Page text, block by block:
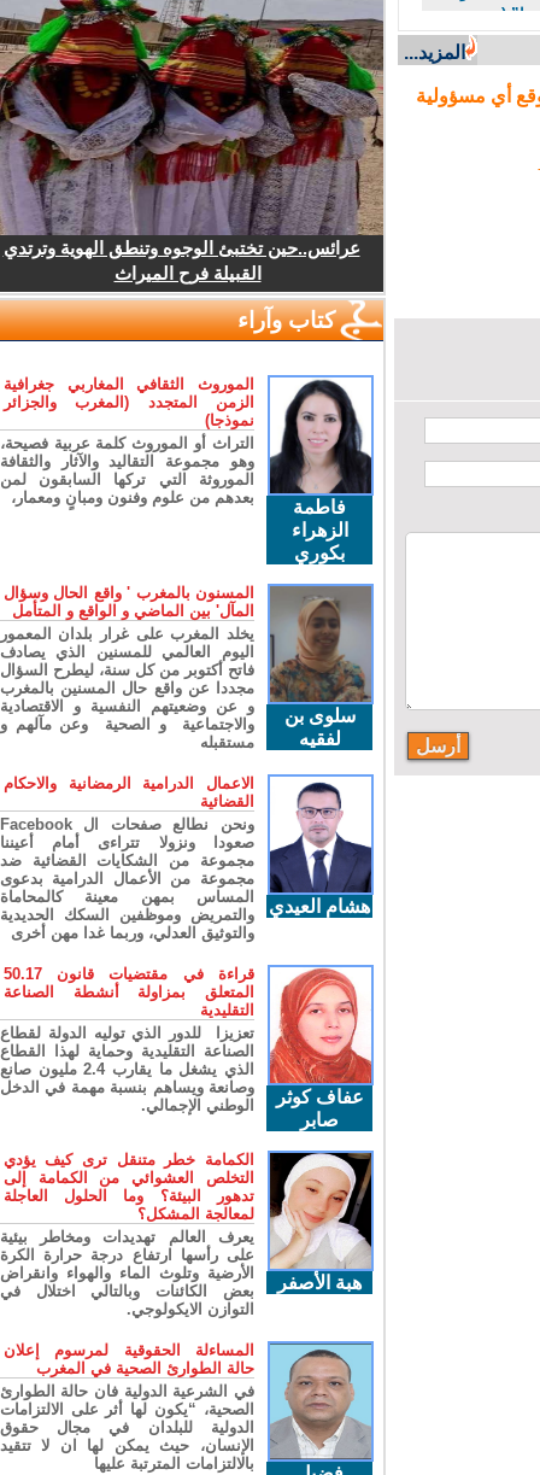
(مصدر
المزيد...
أي مسؤولية
عرائس..حين تختبئ الوجوه وتنطق الهوية وترتدي
القبيلة فرح الميراث
كتاب وآراء
فاطمة
الزهراء
بكوري
الموروث الثقافي المغاربي جغرافية
الزمن المتجدد (المغرب والجزائر
نموذجا)
التراث أو الموروث كلمة عربية فصيحة،
وهو مجموعة التقاليد والآثار والثقافة
الموروثة التي تركها السابقون لمن
بعدهم من علوم وفنون ومبانٍ ومعمار،
سلوى بن
لفقيه
المسنون بالمغرب ' واقع الحال وسؤال
المآل' بين الماضي و الواقع و المتأمل
يخلد المغرب على غرار بلدان المعمور
اليوم العالمي للمسنين الذي يصادف
فاتح أكتوبر من كل سنة، ليطرح السؤال
مجددا عن واقع حال المسنين بالمغرب
و عن وضعيتهم النفسية و الاقتصادية
والاجتماعية و الصحية وعن مآلهم و
مستقبله
هشام العيدي
الاعمال الدرامية الرمضانية والاحكام
القضائية
ونحن نطالع صفحات ال Facebook
صعودا ونزولا تتراءى أمام أعيننا
مجموعة من الشكايات القضائية ضد
مجموعة من الأعمال الدرامية بدعوى
المساس بمهن معينة كالمحاماة
والتمريض وموظفين السكك الحديدية
والتوثيق العدلي، وربما غدا مهن أخرى
عفاف كوثر
صابر
قراءة في مقتضيات قانون 50.17
المتعلق بمزاولة أنشطة الصناعة
التقليدية
تعزيزا للدور الذي توليه الدولة لقطاع
الصناعة التقليدية وحماية لهذا القطاع
الذي يشغل ما يقارب 2.4 مليون صانع
وصانعة ويساهم بنسبة مهمة في الدخل
الوطني الإجمالي.
هبة الأصفر
الكمامة خطر متنقل ترى كيف يؤدي
التخلص العشوائي من الكمامة إلى
تدهور البيئة؟ وما الحلول العاجلة
لمعالجة المشكل؟
يعرف العالم تهديدات ومخاطر بيئية
على رأسها ارتفاع درجة حرارة الكرة
الأرضية وتلوث الماء والهواء وانقراض
بعض الكائنات وبالتالي اختلال في
التوازن الايكولوجي.
المساءلة الحقوقية لمرسوم إعلان
حالة الطوارئ الصحية في المغرب
في الشرعية الدولية فان حالة الطوارئ
الصحية، “يكون لها أثر على الالتزامات
الدولية للبلدان في مجال حقوق
الإنسان، حيث يمكن لها ان لا تتقيد
بالالتزامات المترتبة عليها